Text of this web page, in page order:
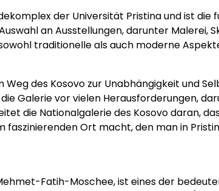
der Universität Pristina und ist die
an Ausstellungen, darunter Malerei,
traditionelle als auch moderne
des Kosovo zur Unabhängigkeit und
Galerie vor vielen Herausforderungen,
die Nationalgalerie des Kosovo daran,
faszinierenden Ort macht, den man in
Fatih-Moschee, ist eines der